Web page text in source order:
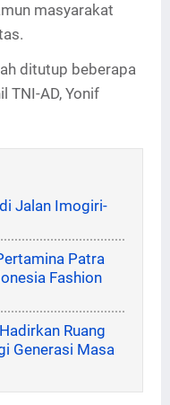
masyarakat
ditutup beberapa
TNI-AD, Yonif
Jalan Imogiri-
Patra
Fashion
Ruang
Generasi Masa